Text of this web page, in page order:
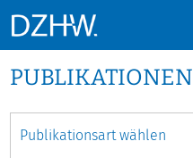
PUBLIKATIONEN